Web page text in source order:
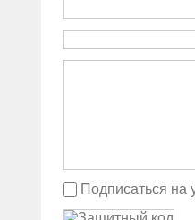
Подписаться